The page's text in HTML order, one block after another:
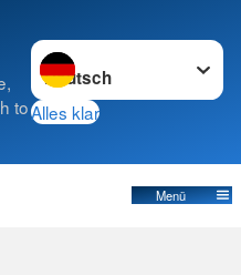
to
Sprache wechseln zu
Alles klar
Menü